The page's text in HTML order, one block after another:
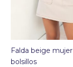
Falda beige
bolsillos